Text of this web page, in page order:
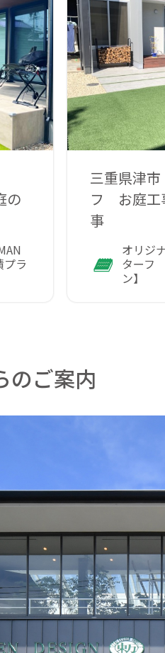
の
ラ
三重県津
フ お庭工
事
オリジ
ターフ
ン】
のご案内